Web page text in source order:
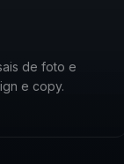
de foto e
e copy.